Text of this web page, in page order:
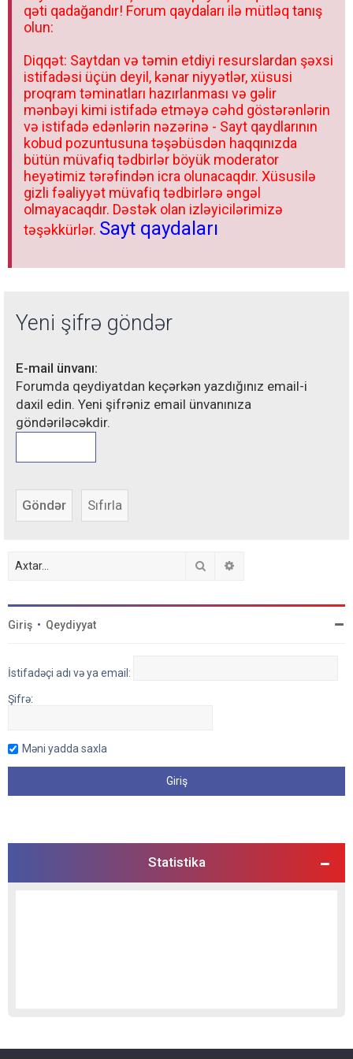
qəti qadağandır! Forum qaydaları ilə mütləq tanış
olun:
Diqqət: Saytdan və təmin etdiyi resurslardan şəxsi
istifadəsi üçün deyil, kənar niyyətlər, xüsusi
proqram təminatları hazırlanması və gəlir
mənbəyi kimi istifadə etməyə cəhd göstərənlərin
və istifadə edənlərin nəzərinə - Sayt qaydlarının
kobud pozuntusuna təşəbüsdən haqqınızda
bütün müvafiq tədbirlər böyük moderator
heyətimiz tərəfindən icra olunacaqdır. Xüsusilə
gizli fəaliyyət müvafiq tədbirlərə əngəl
olmayacaqdır. Dəstək olan izləyicilərimizə
təşəkkürlər. Sayt qaydaları
Yeni şifrə göndər
E-mail ünvanı:
Forumda qeydiyatdan keçərkən yazdığınız email-i
daxil edin. Yeni şifrəniz email ünvanınıza
göndəriləcəkdir.
Axtar
Giriş • Qeydiyyat
İstifadəçi adı və ya email:
Şifrə:
Məni yadda saxla
Statistika